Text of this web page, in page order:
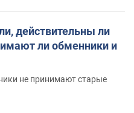
действительны ли
ли обменники и
не принимают старые